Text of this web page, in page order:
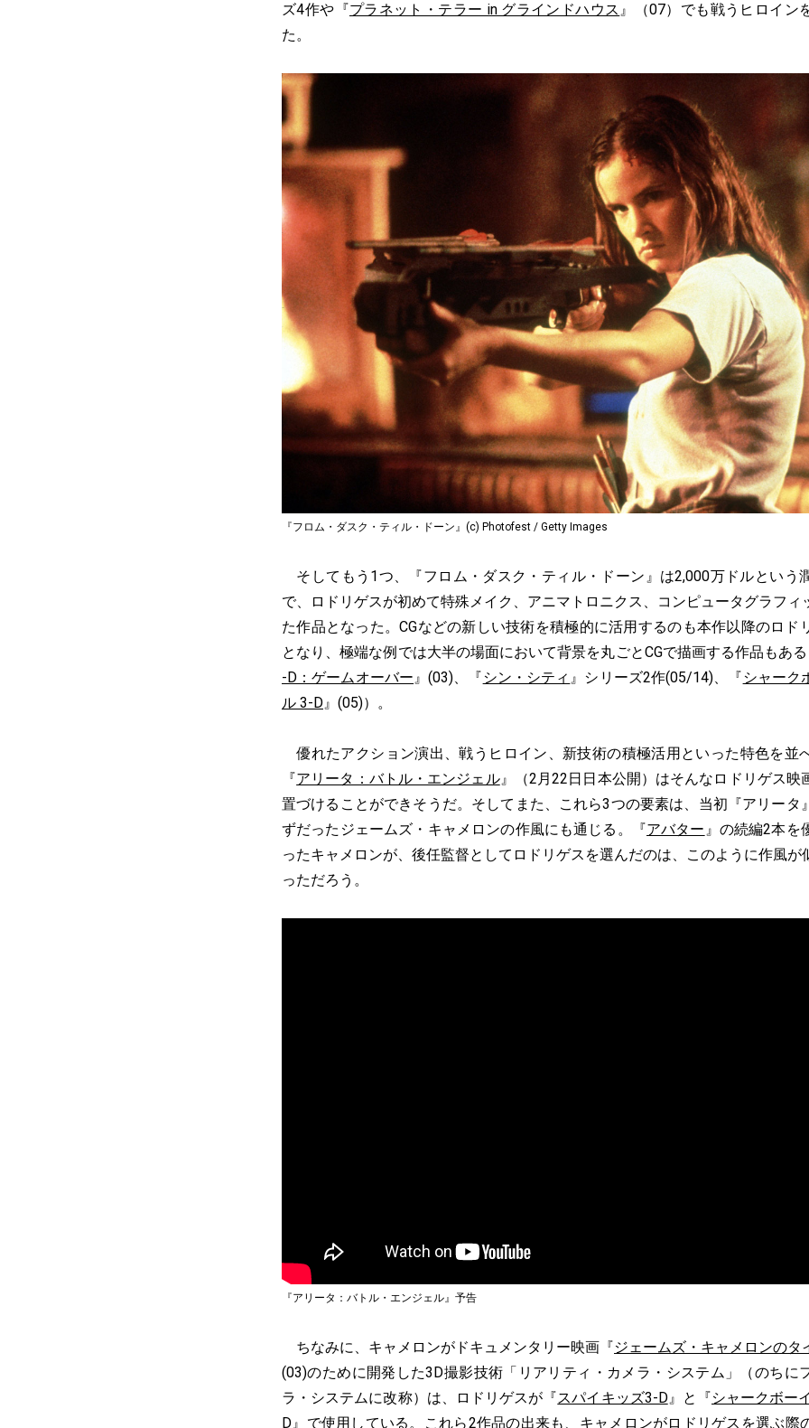
ズ4作や『プラネット・テラー in グラインドハウス 』（07）でも戦うヒロイン
た。
『フロム・ダスク・ティル・ドーン』(c) Photofest / Getty Images
そしてもう1つ、『フロム・ダスク・ティル・ドーン』は2,000万ドルという
で、ロドリゲスが初めて特殊メイク、アニマトロニクス、コンピュータグラフィ
た作品となった。CGなどの新しい技術を積極的に活用するのも本作以降のロド
となり、極端な例では大半の場面において背景を丸ごとCGで描画する作品もあ
-D：ゲームオーバー 』(03)、『 シン・シティ 』シリーズ2作(05/14)、『 シャーク
ル 3-D 』(05)）。
優れたアクション演出、戦うヒロイン、新技術の積極活用といった特色を並
『アリータ：バトル・エンジェル』（2月22日日本公開）はそんなロドリゲス映
置づけることができそうだ。そしてまた、これら3つの要素は、当初『アリータ
ずだったジェームズ・キャメロンの作風にも通じる。『アバター 』の続編2本を
ったキャメロンが、後任監督としてロドリゲスを選んだのは、このように作風が
っただろう。
『アリータ：バトル・エンジェル』予告
ちなみに、キャメロンがドキュメンタリー映画『ジェームズ・キャメロンのタ
(03)のために開発した3D撮影技術「リアリティ・カメラ・システム」（のちに
ラ・システムに改称）は、ロドリゲスが『スパイキッズ3-D』と『シャークボー
D 』で使用している。これら2作品の出来も、キャメロンがロドリゲスを選ぶ際